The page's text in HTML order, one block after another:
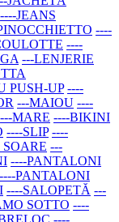
----JEANS
----
----
---LENJERIE
PUSH-UP ----
---MAIOU ----
---MARE ----BIKINI
----SLIP ----
---
----PANTALONI
----PANTALONI
----SALOPETĂ ---
SOTTO ----
----